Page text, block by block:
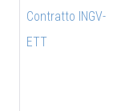
Contratto INGV-
ETT